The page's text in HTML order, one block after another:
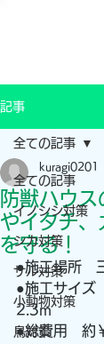
記事
全ての記事
イノシシ対策
シカ対策
サル対策
小動物対策
鳥対策
全ての記事
防獣ハウ
やイタチ、
を守る！
kuragi0201
●施工場所　
●施工サイズ
2.3m
●総費用　約